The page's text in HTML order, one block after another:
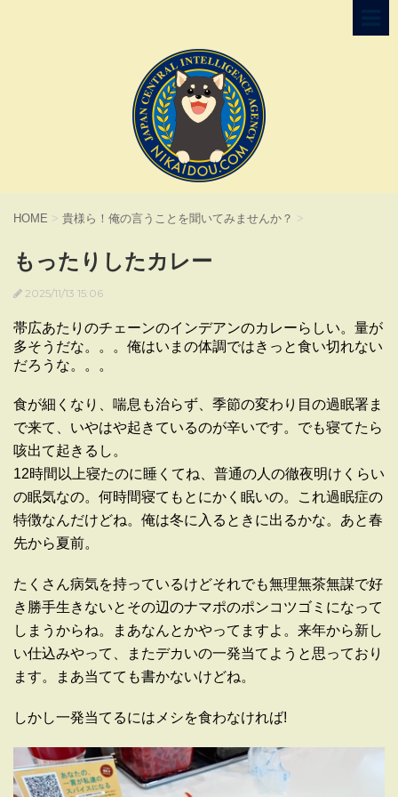
HOME > 貴様ら！俺の言うことを聞いてみませんか？ >
もったりしたカレー
2025/11/13 15:06
帯広あたりのチェーンのインデアンのカレーらしい。量が
多そうだな。。。俺はいまの体調ではきっと食い切れない
だろうな。。。
食が細くなり、喘息も治らず、季節の変わり目の過眠署ま
で来て、いやはや起きているのが辛いです。でも寝てたら
咳出て起きるし。
12時間以上寝たのに睡くてね、普通の人の徹夜明けくらい
の眠気なの。何時間寝てもとにかく眠いの。これ過眠症の
特徴なんだけどね。俺は冬に入るときに出るかな。あと春
先から夏前。
たくさん病気を持っているけどそれでも無理無茶無謀で好
き勝手生きないとその辺のナマポのポンコツゴミになって
しまうからね。まあなんとかやってますよ。来年から新し
い仕込みやって、またデカいの一発当てようと思っており
ます。まあ当てても書かないけどね。
しかし一発当てるにはメシを食わなければ!